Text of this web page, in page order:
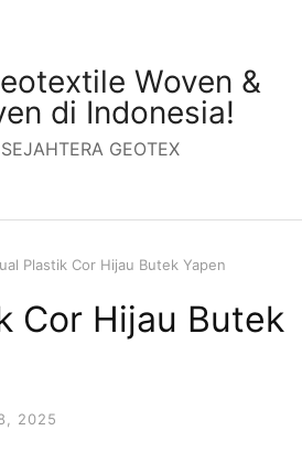
Woven &
di Indonesia!
GEOTEX
Plastik Cor Hijau Butek Yapen
Cor Hijau Butek
2025